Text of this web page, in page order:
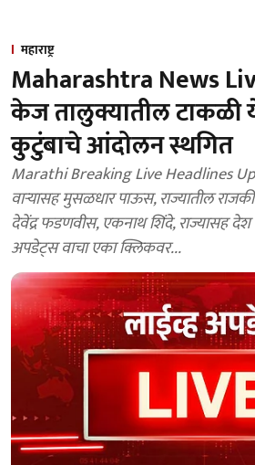
महाराष्ट्र
Maharashtra News
केज तालुक्यातील
कुटुंबाचे आंदोलन स्थगित
Marathi Breaking Live Headlines
वाऱ्यासह मुसळधार पाऊस, राज्यातील राजकीय घडामोडी, उद्धव ठाकरे,
देवेंद्र फडणवीस, एकनाथ शिंदे, राज्यासह देश
अपडेट्स वाचा एका क्लिकवर...